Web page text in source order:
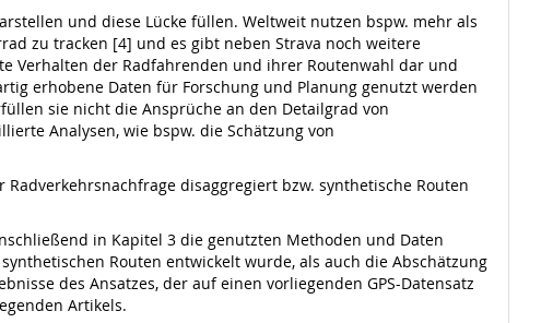
und diese Lücke füllen. Weltweit nutzen bspw. mehr als
zu tracken [4] und es gibt neben Strava noch weitere
Verhalten der Radfahrenden und ihrer Routenwahl dar und
erhobene Daten für Forschung und Planung genutzt werden
sie nicht die Ansprüche an den Detailgrad von
Analysen, wie bspw. die Schätzung von
disaggregiert bzw. synthetische Routen
in Kapitel 3 die genutzten Methoden und Daten
Routen entwickelt wurde, als auch die Abschätzung
des Ansatzes, der auf einen vorliegenden GPS-Datensatz
Artikels.